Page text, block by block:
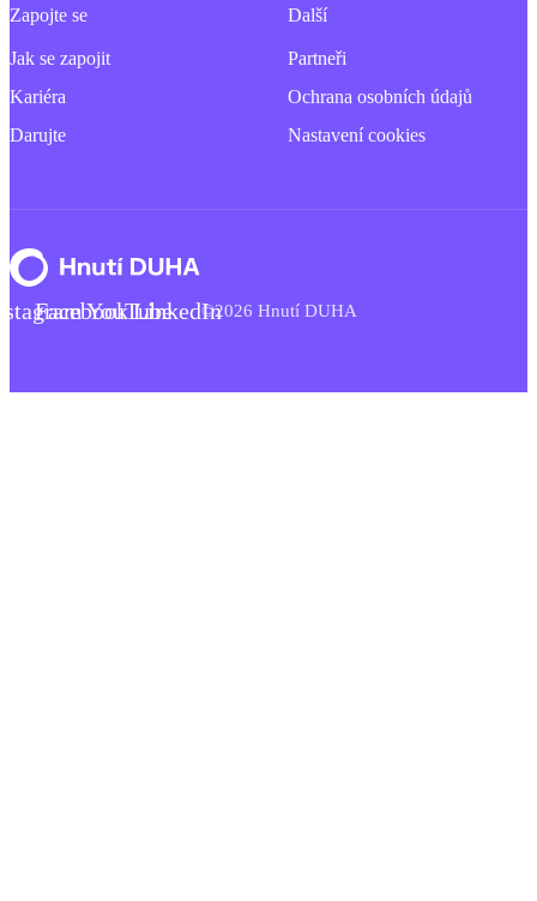
Zapojte se
Jak se zapojit
Kariéra
Darujte
Další
Partneři
Ochrana osobních údajů
Nastavení cookies
FacebookYouTubeLinkedIn©2026 Hnutí DUHA